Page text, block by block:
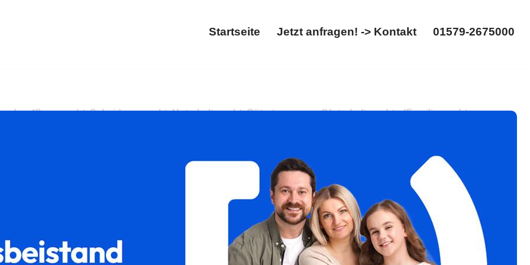
Startseite Jetzt anfragen! -> Kontakt 01579-2675000
oder ✓Sorgerecht, Scheidungsrecht, Unterhaltsrecht, Gütertrennung. ✓Unterhaltsrecht, ✓Familienrecht,